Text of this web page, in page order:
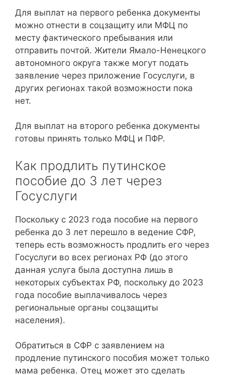
Для выплат на первого ребенка документы
можно отнести в соцзащиту или МФЦ по
месту фактического пребывания или
отправить почтой. Жители Ямало-Ненецкого
автономного округа также могут подать
заявление через приложение Госуслуги, в
других регионах такой возможности пока
нет.
Для выплат на второго ребенка документы
готовы принять только МФЦ и ПФР.
Как продлить путинское
пособие до 3 лет через
Госуслуги
Поскольку с 2023 года пособие на первого
ребенка до 3 лет перешло в ведение СФР,
теперь есть возможность продлить его через
Госуслуги во всех регионах РФ (до этого
данная услуга была доступна лишь в
некоторых субъектах РФ, поскольку до 2023
года пособие выплачивалось через
региональные органы соцзащиты
населения).
Обратиться в СФР с заявлением на
продление путинского пособия может только
мама ребенка. Отец может это сделать